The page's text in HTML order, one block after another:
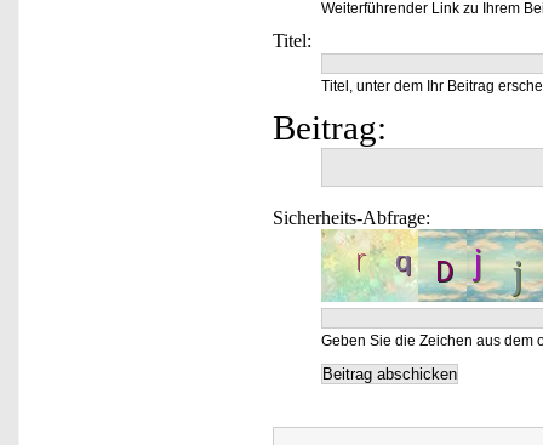
Weiterführender Link zu Ihrem
Titel:
Titel, unter dem Ihr Beitrag
Beitrag:
Sicherheits-Abfrage:
Geben Sie die Zeichen aus dem